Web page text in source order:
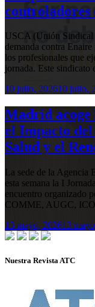
controladores
USCA (Unión Sindical
demanda contra
los profesionales que
jornada. Este
10 julio, 202610 julio,
Madrid
el Impacto
Salud y el
La sede de la Agencia
esta semana la I
encuentro organizado
COMME, AUGC,
13 mayo, 202613
Nuestra Revista ATC